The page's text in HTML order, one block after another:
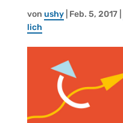
von ushy| Feb. 5, 2017 |
lich